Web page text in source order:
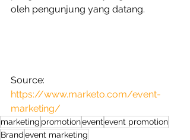
oleh pengunjung yang datang.
https://www.marketo.com/event-
marketing/
marketing promotioneventevent promotion
Brandevent marketing